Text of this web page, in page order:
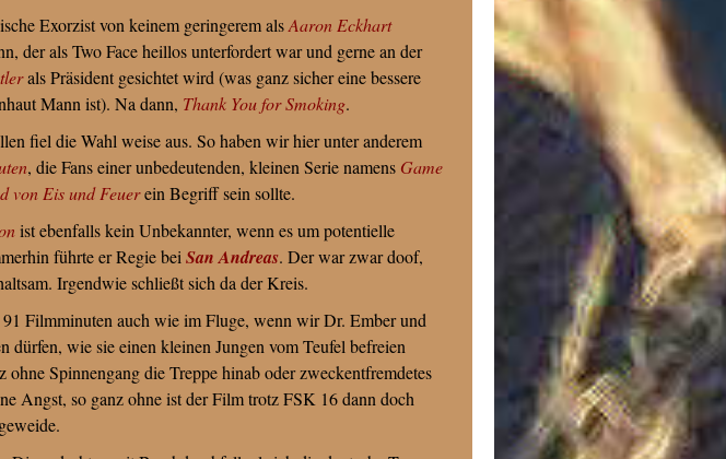
Exorzist von keinem geringerem alsAaron Eckhart
der als Two Face heillos unterfordert war und gerne an der
als Präsident gesichtet wird (was ganz sicher eine bessere
Mann ist). Na dann, Thank You for Smoking.
fiel die Wahl weise aus. So haben wir hier unter anderem
, die Fans einer unbedeutenden, kleinen Serie namens Game
von Eis und Feuerein Begriff sein sollte.
ist ebenfalls kein Unbekannter, wenn es um potentielle
führte er Regie bei San Andreas. Der war zwar doof,
Irgendwie schließt sich da der Kreis.
Filmminuten auch wie im Fluge, wenn wir Dr. Ember und
dürfen, wie sie einen kleinen Jungen vom Teufel befreien
ohne Spinnengang die Treppe hinab oder zweckentfremdetes
Angst, so ganz ohne ist der Film trotz FSK 16 dann doch